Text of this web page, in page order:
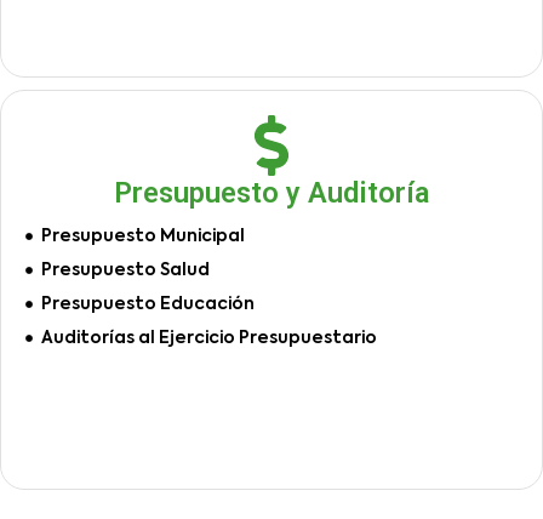
Presupuesto y Auditoría
Presupuesto Municipal
Presupuesto Salud
Presupuesto Educación
Auditorías al Ejercicio Presupuestario